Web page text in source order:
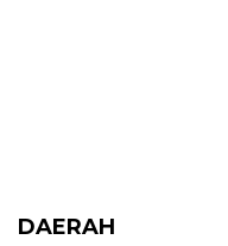
DAERAH